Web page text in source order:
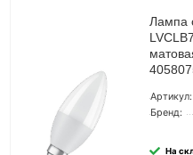
Лампа
Артикул:
Бренд:
На